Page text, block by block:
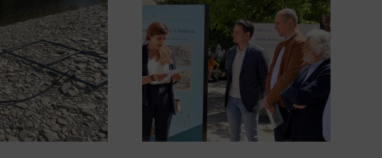
COMG inaugura en
la exposición
‘Tesouros da terra’
La COMG lleva a Vigo la
exposición ‘Tesouros da terra’